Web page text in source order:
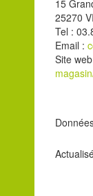
15
25270
Tel :
Email :
Site